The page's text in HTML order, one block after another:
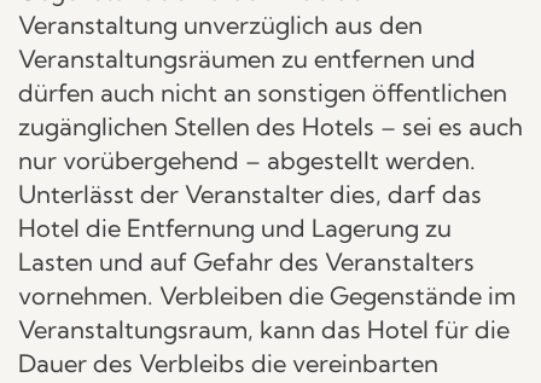
Veranstaltung unverzüglich aus den
Veranstaltungsräumen zu entfernen und
dürfen auch nicht an sonstigen öffentlichen
zugänglichen Stellen des Hotels – sei es auch
nur vorübergehend – abgestellt werden.
Unterlässt der Veranstalter dies, darf das
Hotel die Entfernung und Lagerung zu
Lasten und auf Gefahr des Veranstalters
vornehmen. Verbleiben die Gegenstände im
Veranstaltungsraum, kann das Hotel für die
Dauer des Verbleibs die vereinbarten